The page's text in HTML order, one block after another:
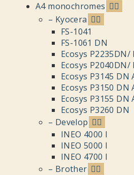
A4 monochromes
– Kyocera
FS-1041
FS-1061 DN
Ecosys P2235DN/
Ecosys P2040DN/
Ecosys P3145 DN
Ecosys P3150 DN
Ecosys P3155 DN
Ecosys P3260 DN
– Develop
INEO 4000 I
INEO 5000 I
INEO 4700 I
– Brother